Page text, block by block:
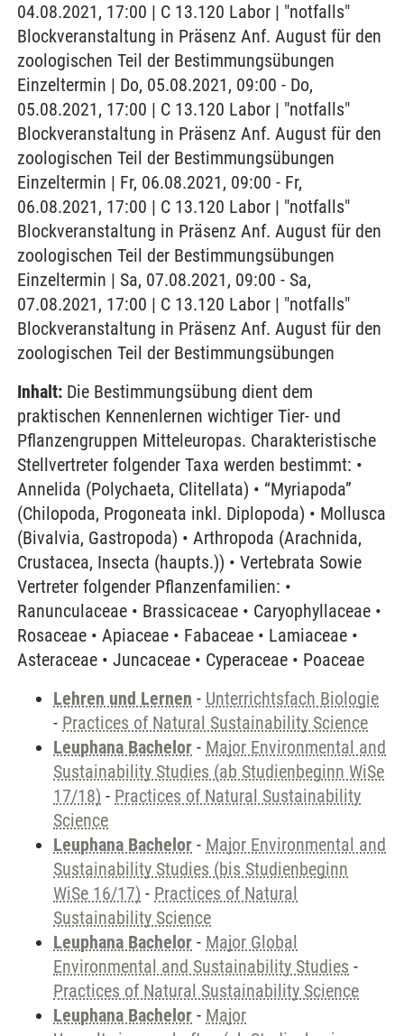
04.08.2021, 17:00 | C 13.120 Labor | "notfalls"
Blockveranstaltung in Präsenz Anf. August für den
zoologischen Teil der Bestimmungsübungen
Einzeltermin | Do, 05.08.2021, 09:00 - Do,
05.08.2021, 17:00 | C 13.120 Labor | "notfalls"
Blockveranstaltung in Präsenz Anf. August für den
zoologischen Teil der Bestimmungsübungen
Einzeltermin | Fr, 06.08.2021, 09:00 - Fr,
06.08.2021, 17:00 | C 13.120 Labor | "notfalls"
Blockveranstaltung in Präsenz Anf. August für den
zoologischen Teil der Bestimmungsübungen
Einzeltermin | Sa, 07.08.2021, 09:00 - Sa,
07.08.2021, 17:00 | C 13.120 Labor | "notfalls"
Blockveranstaltung in Präsenz Anf. August für den
zoologischen Teil der Bestimmungsübungen
Inhalt: Die Bestimmungsübung dient dem
praktischen Kennenlernen wichtiger Tier- und
Pflanzengruppen Mitteleuropas. Charakteristische
Stellvertreter folgender Taxa werden bestimmt: •
Annelida (Polychaeta, Clitellata) • “Myriapoda”
(Chilopoda, Progoneata inkl. Diplopoda) • Mollusca
(Bivalvia, Gastropoda) • Arthropoda (Arachnida,
Crustacea, Insecta (haupts.)) • Vertebrata Sowie
Vertreter folgender Pflanzenfamilien: •
Ranunculaceae • Brassicaceae • Caryophyllaceae •
Rosaceae • Apiaceae • Fabaceae • Lamiaceae •
Asteraceae • Juncaceae • Cyperaceae • Poaceae
Lehren und Lernen - Unterrichtsfach Biologie
- Practices of Natural Sustainability Science
Leuphana Bachelor - Major Environmental and
Sustainability Studies (ab Studienbeginn WiSe
17/18) - Practices of Natural Sustainability
Science
Leuphana Bachelor - Major Environmental and
Sustainability Studies (bis Studienbeginn
WiSe 16/17) - Practices of Natural
Sustainability Science
Leuphana Bachelor - Major Global
Environmental and Sustainability Studies -
Practices of Natural Sustainability Science
Leuphana Bachelor - Major